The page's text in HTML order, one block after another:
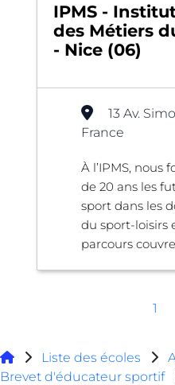
IPMS -
des Métiers
- Nice (06)
13 Av.
France
À l’IPMS, nous
de 20 ans les
sport dans les
du sport-loisirs
parcours
1
Liste des écoles
Brevet d'éducateur sportif